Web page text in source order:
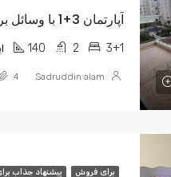
آپارتمان 3+1 با وسائل براي كراه بيلكدوزو كواكلي
3+1
2
140
Sadruddin alam 4 سال ago
برای فروش پیشنهاد جذاب